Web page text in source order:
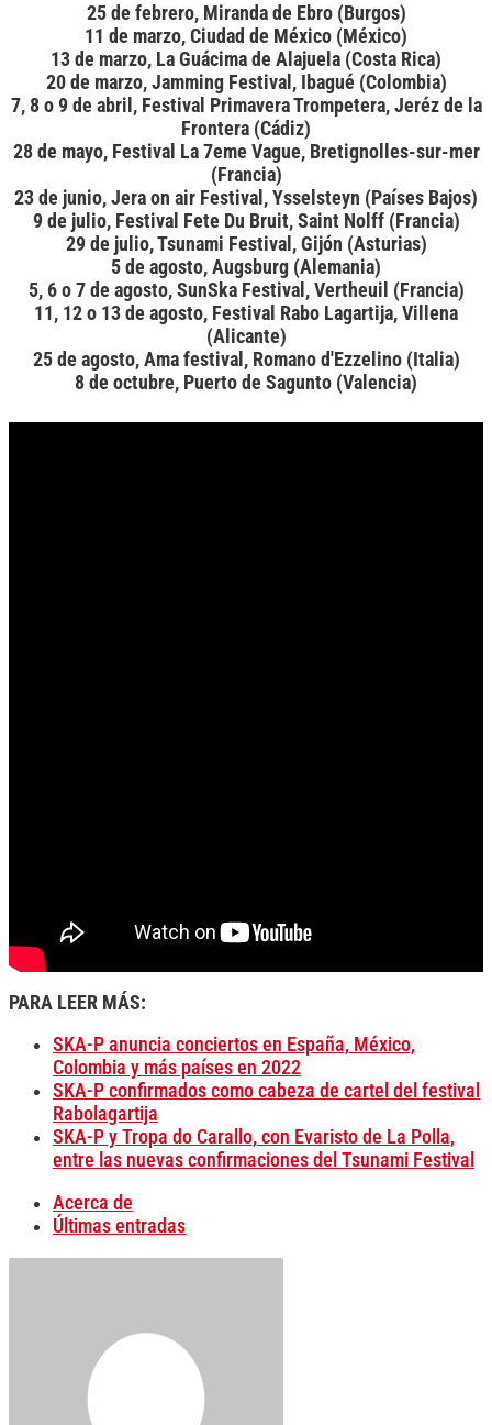
25 de febrero, Miranda de Ebro (Burgos)
11 de marzo, Ciudad de México (México)
13 de marzo, La Guácima de Alajuela (Costa Rica)
20 de marzo, Jamming Festival, Ibagué (Colombia)
7, 8 o 9 de abril, Festival Primavera Trompetera, Jeréz de la
Frontera (Cádiz)
28 de mayo, Festival La 7eme Vague, Bretignolles-sur-mer
(Francia)
23 de junio, Jera on air Festival, Ysselsteyn (Países Bajos)
9 de julio, Festival Fete Du Bruit, Saint Nolff (Francia)
29 de julio, Tsunami Festival, Gijón (Asturias)
5 de agosto, Augsburg (Alemania)
5, 6 o 7 de agosto, SunSka Festival, Vertheuil (Francia)
11, 12 o 13 de agosto, Festival Rabo Lagartija, Villena
(Alicante)
25 de agosto, Ama festival, Romano d'Ezzelino (Italia)
8 de octubre, Puerto de Sagunto (Valencia)
PARA LEER MÁS:
SKA-P anuncia conciertos en España, México,
Colombia y más países en 2022
SKA-P confirmados como cabeza de cartel del festival
Rabolagartija
SKA-P y Tropa do Carallo, con Evaristo de La Polla,
entre las nuevas confirmaciones del Tsunami Festival
Acerca de
Últimas entradas